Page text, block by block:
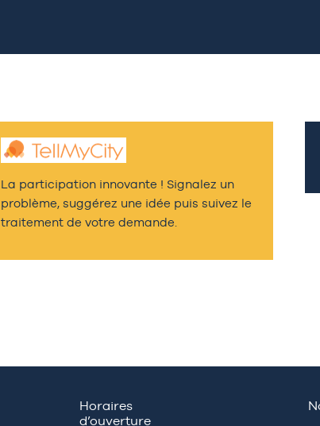
La participation innovante ! Signalez un
problème, suggérez une idée puis suivez le
traitement de votre demande.
Horaires
d’ouverture